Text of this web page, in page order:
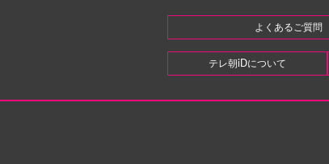
よくあるご質問
テレ朝iDについて